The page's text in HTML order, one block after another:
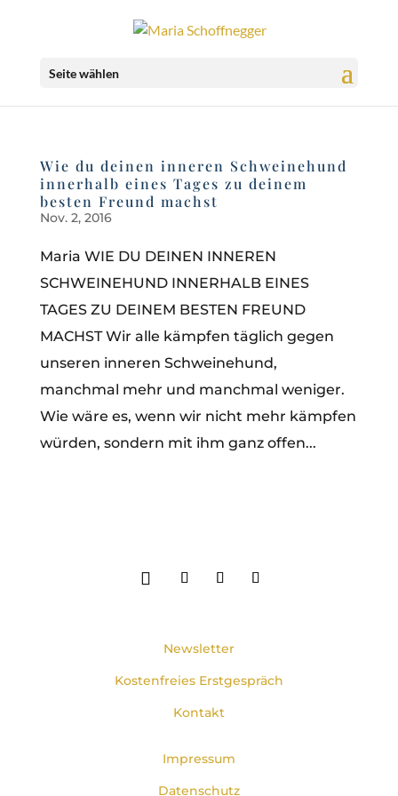
Seite wählen
Wie du deinen inneren Schweinehund
innerhalb eines Tages zu deinem
besten Freund machst
Nov. 2, 2016
Maria WIE DU DEINEN INNEREN
SCHWEINEHUND INNERHALB EINES
TAGES ZU DEINEM BESTEN FREUND
MACHST Wir alle kämpfen täglich gegen
unseren inneren Schweinehund,
manchmal mehr und manchmal weniger.
Wie wäre es, wenn wir nicht mehr kämpfen
würden, sondern mit ihm ganz offen...
Newsletter
Kostenfreies Erstgespräch
Kontakt
Impressum
Datenschutz